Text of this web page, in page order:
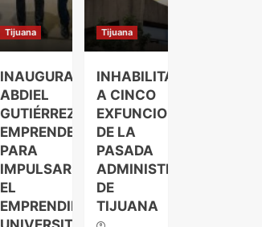
Tijuana
INAUGURA
ABDIEL
GUTIÉRREZ
EMPRENDELAND
PARA
IMPULSAR
EL
EMPRENDIMIENTO
Tijuana
INHABILITAN
A CINCO
EXFUNCIONARIOS
DE LA
PASADA
ADMINISTRACIÓN
DE
TIJUANA